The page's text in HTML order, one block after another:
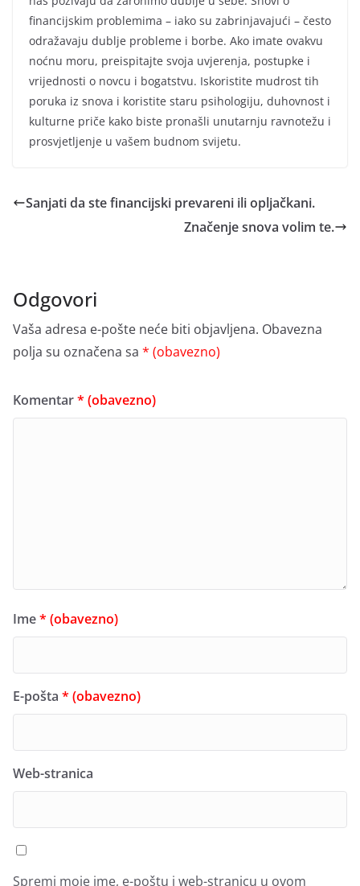
financijskim problemima – iako su zabrinjavajući – često
odražavaju dublje probleme i borbe. Ako imate ovakvu
noćnu moru, preispitajte svoja uvjerenja, postupke i
vrijednosti o novcu i bogatstvu. Iskoristite mudrost tih
poruka iz snova i koristite staru psihologiju, duhovnost i
kulturne priče kako biste pronašli unutarnju ravnotežu i
prosvjetljenje u vašem budnom svijetu.
Sanjati da ste financijski prevareni ili opljačkani.
Značenje snova volim te.
Odgovori
Vaša adresa e-pošte neće biti objavljena. Obavezna
polja su označena sa * (obavezno)
Komentar* (obavezno)
Ime* (obavezno)
E-pošta * (obavezno)
Web-stranica
Spremi moje ime, e-poštu i web-stranicu u ovom